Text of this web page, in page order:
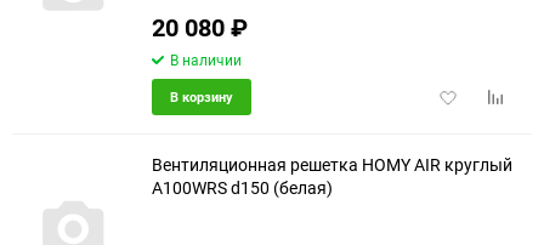
20 080₽
В наличии
Добавить
В корзину
Вентиляционная решетка HOMY AIR круглый
A100WRS d150 (белая)